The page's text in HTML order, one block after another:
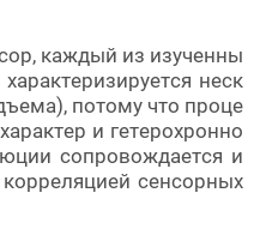
каждый из изученны
неск
потому что проце
и гетерохронно
сопровождается и
сенсорных